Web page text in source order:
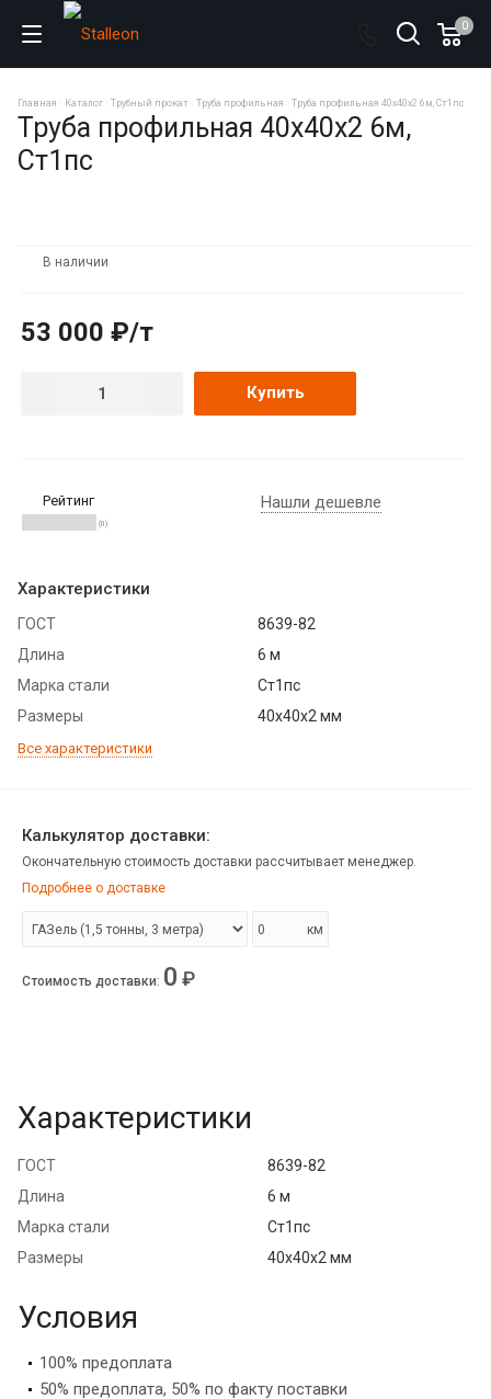
0
Главная Каталог Трубный прокат Труба профильная Труба профильная 40х40х2 6м, Ст1пс
Труба профильная 40х40х2 6м,
Ст1пс
В наличии
53 000 ₽/т
Купить
Рейтинг
(0)
Нашли дешевле
Характеристики
ГОСТ
8639-82
Длина
6 м
Марка стали
Ст1пс
Размеры
40х40х2 мм
Все характеристики
Калькулятор доставки:
Окончательную стоимость доставки рассчитывает менеджер.
Подробнее о доставке
км
Стоимость доставки: 0 ₽
Характеристики
ГОСТ
8639-82
Длина
6 м
Марка стали
Ст1пс
Размеры
40х40х2 мм
Условия
100% предоплата
50% предоплата, 50% по факту поставки